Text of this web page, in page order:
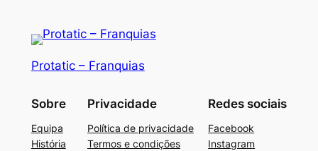
Protatic – Franquias
Sobre
Equipa
História
Privacidade
Política de privacidade
Termos e condições
Redes sociais
Facebook
Instagram